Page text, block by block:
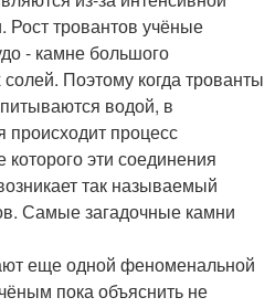
Рост тровантов учёные
- камне большого
Поэтому когда трованты
водой, в
процесс
эти соединения
так называемый
Самые загадочные камни
еще одной феноменальной
пока объяснить не